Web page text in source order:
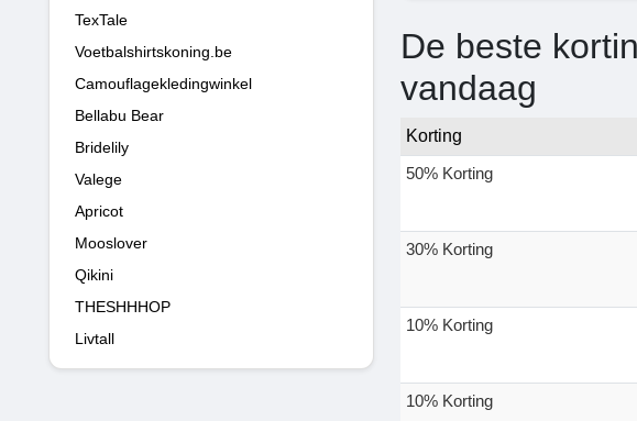
TexTale
Voetbalshirtskoning.be
Camouflagekledingwinkel
Bellabu Bear
Bridelily
Valege
Apricot
Mooslover
Qikini
THESHHHOP
Livtall
De beste
vandaag
Korting
50% Korting
30% Korting
10% Korting
10% Korting